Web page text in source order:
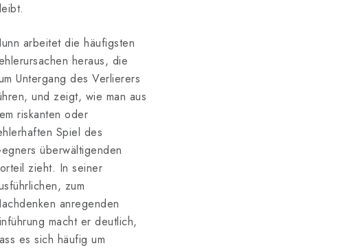
arbeitet die häufigsten
heraus, die
Untergang des Verlierers
und zeigt, wie man aus
riskanten oder
Spiel des
überwältigenden
zieht. In seiner
zum
anregenden
macht er deutlich,
es sich häufig um